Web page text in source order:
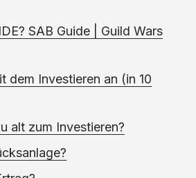
SAB Guide | Guild Wars
dem Investieren an (in 10
alt zum Investieren?